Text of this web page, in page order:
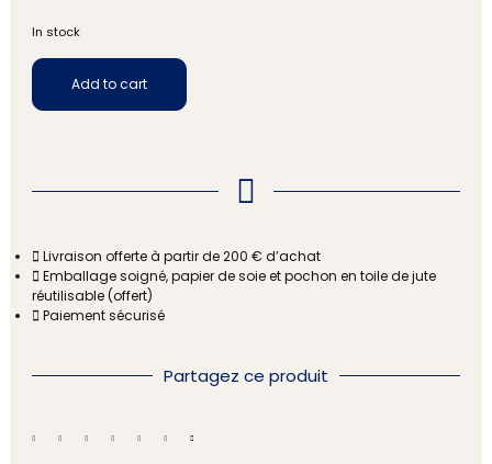
In stock
Add to cart
Livraison offerte à partir de 200 € d’achat
Emballage soigné, papier de soie et pochon en toile de jute
réutilisable (offert)
Paiement sécurisé
Partagez ce produit